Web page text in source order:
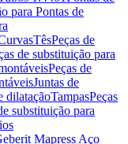
para Pontas de
TêsPeças de
de substituição para
Peças de
Juntas de
dilataçãoTampasPeças
substituição para
Mapress Aço